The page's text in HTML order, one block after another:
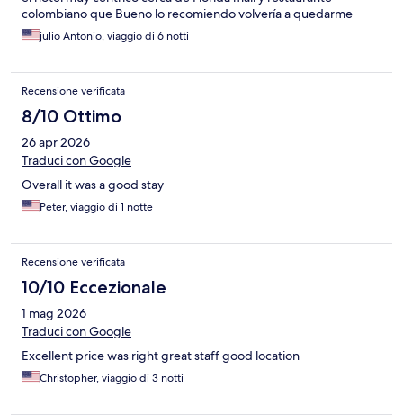
colombiano que Bueno lo recomiendo volvería a quedarme
julio Antonio, viaggio di 6 notti
Recensione verificata
8/10 Ottimo
26 apr 2026
Traduci con Google
Overall it was a good stay
Peter, viaggio di 1 notte
Recensione verificata
10/10 Eccezionale
1 mag 2026
Traduci con Google
Excellent price was right great staff good location
Christopher, viaggio di 3 notti